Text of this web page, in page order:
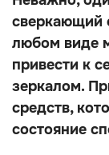
сверкающий
любом виде
привести к
зеркалом.
средств,
состояние